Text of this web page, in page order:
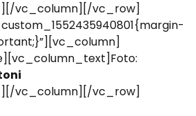
vc_column][/vc_row]
vc_column][/vc_row]